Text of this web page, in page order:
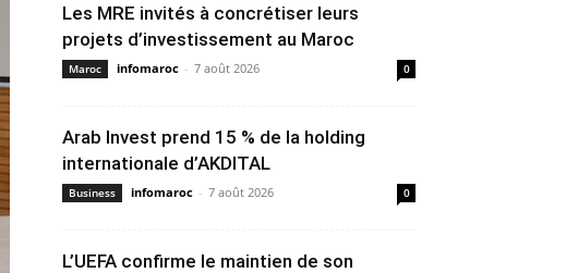
Les MRE invités à concrétiser leurs
projets d’investissement au Maroc
Maroc infomaroc - 7 août 2026 0
Arab Invest prend 15 % de la holding
internationale d’AKDITAL
Business infomaroc - 7 août 2026 0
L’UEFA confirme le maintien de son